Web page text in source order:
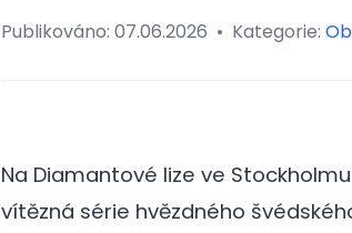
Publikováno: 07.06.2026 • Kategorie:
Na Diamantové lize ve
vítězná série hvězdného